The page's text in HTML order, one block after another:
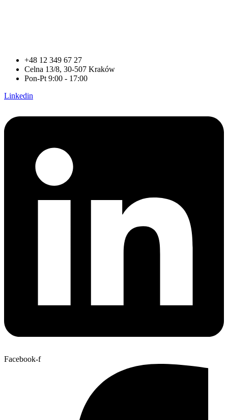
+48 12 349 67 27
Celna 13/8, 30-507 Kraków
Pon-Pt 9:00 - 17:00
Linkedin
Facebook-f